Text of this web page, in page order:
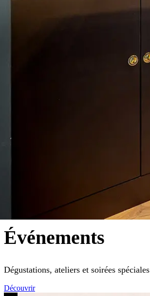
Événements
Dégustations, ateliers et soirées spéciales
Découvrir